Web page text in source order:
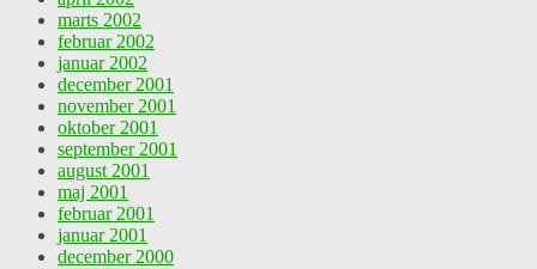
marts 2002
februar 2002
januar 2002
december 2001
november 2001
oktober 2001
september 2001
august 2001
maj 2001
februar 2001
januar 2001
december 2000